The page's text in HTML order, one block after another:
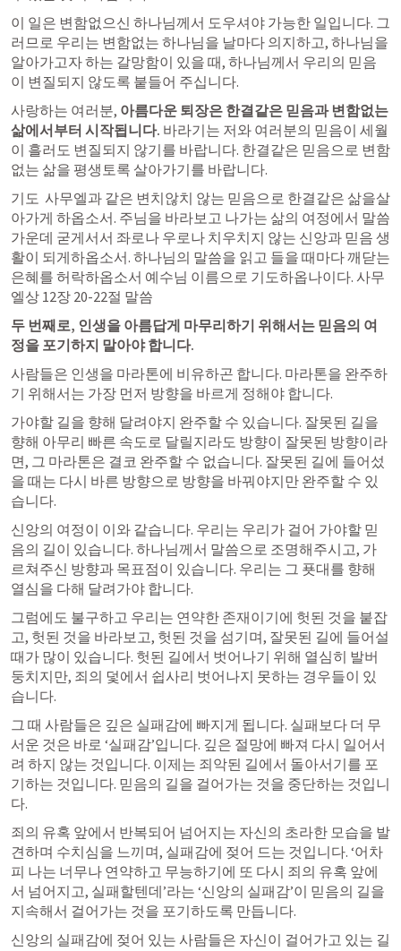
​이 일은 변함없으신 하나님께서 도우셔야 가능한 일입니다. 그
러므로 우리는 변함없는 하나님을 날마다 의지하고, 하나님을
알아가고자 하는 갈망함이 있을 때, 하나님께서 우리의 믿음
이 변질되지 않도록 붙들어 주십니다.
​사랑하는 여러분, 아름다운 퇴장은 한결같은 믿음과 변함없는
삶에서부터 시작됩니다. 바라기는 저와 여러분의 믿음이 세월
이 흘러도 변질되지 않기를 바랍니다. 한결같은 믿음으로 변함
없는 삶을 평생토록 살아가기를 바랍니다.
기도  사무엘과 같은 변치않치 않는 믿음으로 한결같은 삶을살
아가게 하옵소서. 주님을 바라보고 나가는 삶의 여정에서 말씀
가운데 굳게서서 좌로나 우로나 치우치지 않는 신앙과 믿음 생
활이 되게하옵소서. 하나님의 말씀을 읽고 들을 때마다 깨닫는
은혜를 허락하옵소서 예수님 이름으로 기도하옵나이다. 사무
엘상 12장 20-22절 말씀
두 번째로, 인생을 아름답게 마무리하기 위해서는 믿음의 여
정을 포기하지 말아야 합니다.
사람들은 인생을 마라톤에 비유하곤 합니다. 마라톤을 완주하
기 위해서는 가장 먼저 방향을 바르게 정해야 합니다.​
가야할 길을 향해 달려야지 완주할 수 있습니다. 잘못된 길을
향해 아무리 빠른 속도로 달릴지라도 방향이 잘못된 방향이라
면, 그 마라톤은 결코 완주할 수 없습니다. 잘못된 길에 들어섰
을 때는 다시 바른 방향으로 방향을 바꿔야지만 완주할 수 있
습니다.
​신앙의 여정이 이와 같습니다. 우리는 우리가 걸어 가야할 믿
음의 길이 있습니다. 하나님께서 말씀으로 조명해주시고, 가
르쳐주신 방향과 목표점이 있습니다. 우리는 그 푯대를 향해
열심을 다해 달려가야 합니다.
​그럼에도 불구하고 우리는 연약한 존재이기에 헛된 것을 붙잡
고, 헛된 것을 바라보고, 헛된 것을 섬기며, 잘못된 길에 들어설
때가 많이 있습니다. 헛된 길에서 벗어나기 위해 열심히 발버
둥치지만, 죄의 덫에서 쉽사리 벗어나지 못하는 경우들이 있
습니다.
​그 때 사람들은 깊은 실패감에 빠지게 됩니다. 실패보다 더 무
서운 것은 바로 ‘실패감’입니다. 깊은 절망에 빠져 다시 일어서
려 하지 않는 것입니다. 이제는 죄악된 길에서 돌아서기를 포
기하는 것입니다. 믿음의 길을 걸어가는 것을 중단하는 것입니
다.
​죄의 유혹 앞에서 반복되어 넘어지는 자신의 초라한 모습을 발
견하며 수치심을 느끼며, 실패감에 젖어 드는 것입니다. ‘어차
피 나는 너무나 연약하고 무능하기에 또 다시 죄의 유혹 앞에
서 넘어지고, 실패할텐데’라는 ‘신앙의 실패감’이 믿음의 길을
지속해서 걸어가는 것을 포기하도록 만듭니다.
​신앙의 실패감에 젖어 있는 사람들은 자신이 걸어가고 있는 길